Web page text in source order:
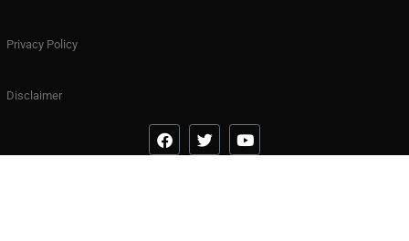
Privacy Policy
Disclaimer